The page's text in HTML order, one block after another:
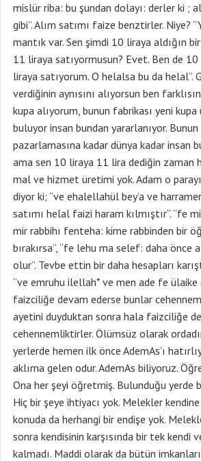
mislür riba: bu şundan dolayı: derler ki ;
gibi”. Alım satımı faize benztirler. Niye?
mantık var. Sen şimdi 10 liraya aldığın
11 liraya satıyormusun? Evet. Ben de
liraya satıyorum. O helalsa bu da helal”.
verdiğinin aynısını alıyorsun ben
kupa alıyorum, bunun fabrikası yeni kupa
buluyor insan bundan yararlanıyor.
pazarlamasına kadar dünya kadar insan
ama sen 10 liraya 11 lira dediğin zaman
mal ve hizmet üretimi yok. Adam o
diyor ki; “ve ehalellahül bey’a ve
satımı helal faizi haram kılmıştır”. “fe
mir rabbihı fenteha: kime rabbinden bir
bırakırsa”, “fe lehu ma selef: daha önce
olur”. Tevbe ettin bir daha hesapları
“ve emruhu ilellah* ve men ade fe ülaike
faizciliğe devam ederse bunlar
ayetini duyduktan sonra hala faizciliğe
cehennemliktirler. Ölümsüz olarak
yerlerde hemen ilk önce AdemAs’ı
aklıma gelen odur. AdemAs biliyoruz.
Ona her şeyi öğretmiş. Bulunduğu yerde
Hiç bir şeye ihtiyacı yok. Melekler
konuda da herhangi bir endişe yok.
sonra kendisinin karşısında bir tek kendi
kalmadı. Maddi olarak da bütün